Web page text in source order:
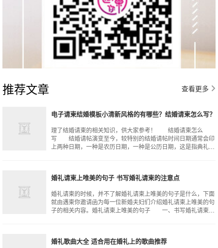
推荐文章 查看更多
电子请柬结婚模板小清新风格的有哪些？结婚请柬怎么写？
理了结婚请柬的相关知识，供大家参考！ 结婚请柬怎么
写 结婚请帖演变至今，较特别的结婚请帖时间日期通常会印
上两种日期，一种是农历日期，一种是公历日期，这是指典礼举
婚礼请柬上唯美的句子 书写婚礼请柬的注意点
婚礼请柬的时候，并不了解婚礼请柬上唯美的句子是什么，下面
就由遇柬你邀请函为每一位新婚夫妇们介绍婚礼请柬上唯美的句
子的相关内容。婚礼请柬上唯美的句子 一、书写婚礼请柬的
婚礼歌曲大全 适合用在婚礼上的歌曲推荐